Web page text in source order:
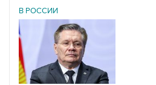
В РОССИИ